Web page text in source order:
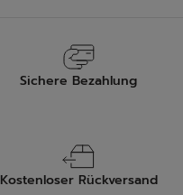
Sichere Bezahlung
Kostenloser Rückversand